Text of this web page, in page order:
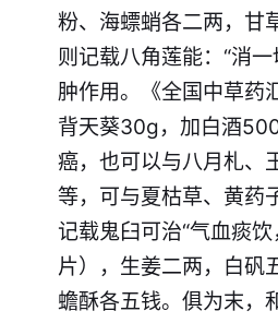
粉、海螵蛸各二两，甘
则记载八角莲能：“消
肿作用。《全国中草药
背天葵30g，加白酒
癌，也可以与八月札、
等，可与夏枯草、黄药
记载鬼臼可治“气血痰
片），生姜二两，白矾
蟾酥各五钱。俱为末，